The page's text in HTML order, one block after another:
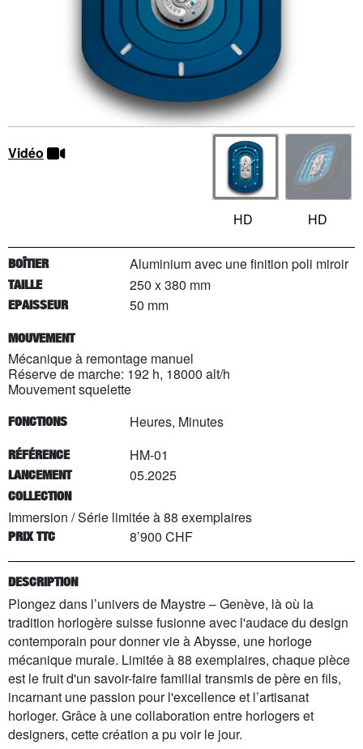
Vidéo
HD HD
BOÎTIER Aluminium avec une finition poli miroir
TAILLE 250 x 380 mm
EPAISSEUR 50 mm
MOUVEMENT
Mécanique à remontage manuel
Réserve de marche: 192 h, 18000 alt/h
Mouvement squelette
FONCTIONS Heures, Minutes
RÉFÉRENCE HM-01
LANCEMENT 05.2025
COLLECTION
Immersion /Série limitée à88 exemplaires
PRIX TTC 8’900 CHF
DESCRIPTION
Plongez dans l’univers de Maystre – Genève, là où la
tradition horlogère suisse fusionne avec l'audace du design
contemporain pour donner vie à Abysse, une horloge
mécanique murale. Limitée à 88 exemplaires, chaque pièce
est le fruit d'un savoir-faire familial transmis de père en fils,
incarnant une passion pour l'excellence et l’artisanat
horloger. Grâce à une collaboration entre horlogers et
designers, cette création a pu voir le jour.